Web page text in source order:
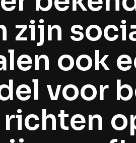
zijn
ook
voor